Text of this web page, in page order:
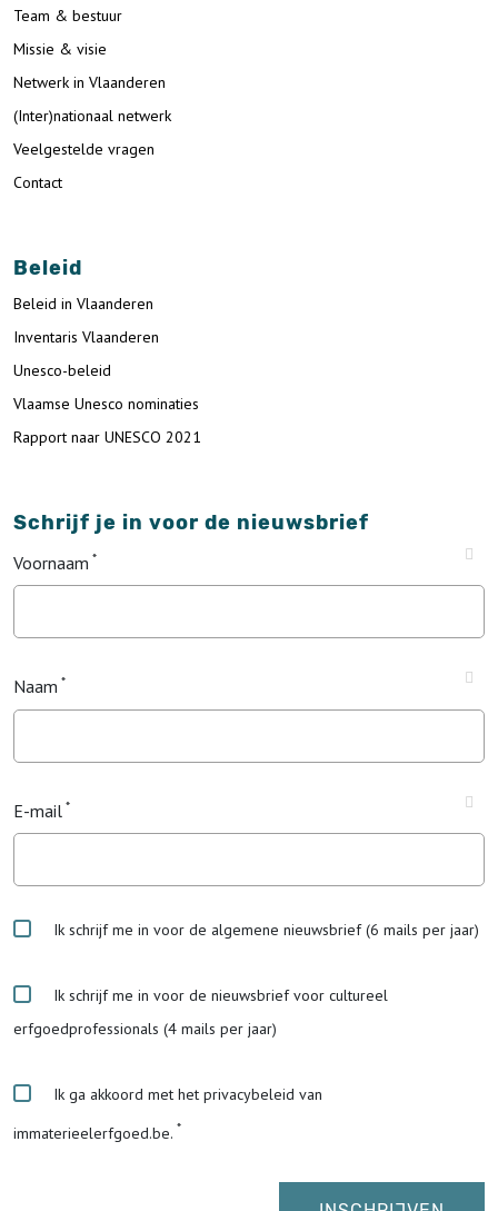
Team & bestuur
Missie & visie
Netwerk in Vlaanderen
(Inter)nationaal netwerk
Veelgestelde vragen
Contact
Beleid
Beleid in Vlaanderen
Inventaris Vlaanderen
Unesco-beleid
Vlaamse Unesco nominaties
Rapport naar UNESCO 2021
Schrijf je in voor de nieuwsbrief
Voornaam
Naam
E-mail
Ik schrijf me in voor de algemene nieuwsbrief (6 mails per jaar)
Ik schrijf me in voor de nieuwsbrief voor cultureel
erfgoedprofessionals (4 mails per jaar)
Ik ga akkoord met het privacybeleid van
immaterieelerfgoed.be.